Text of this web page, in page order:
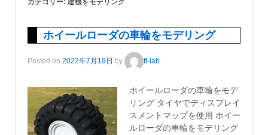
ホイールローダの車輪をモデリング
Posted on 2022年7月19日 by ft-lab
ホイールローダの車輪をモデ
リング タイヤでディスプレイ
スメントマップを使用 ホイー
ルローダの車輪をモデリング